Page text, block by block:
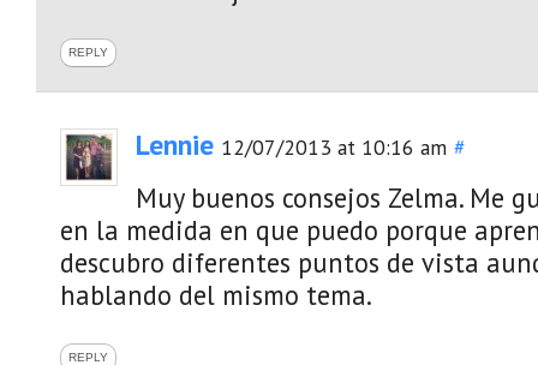
REPLY
Lennie 12/07/2013 at 10:16 am #
Muy buenos consejos Zelma. Me
en la medida en que puedo porque
descubro diferentes puntos de vista
hablando del mismo tema.
REPLY